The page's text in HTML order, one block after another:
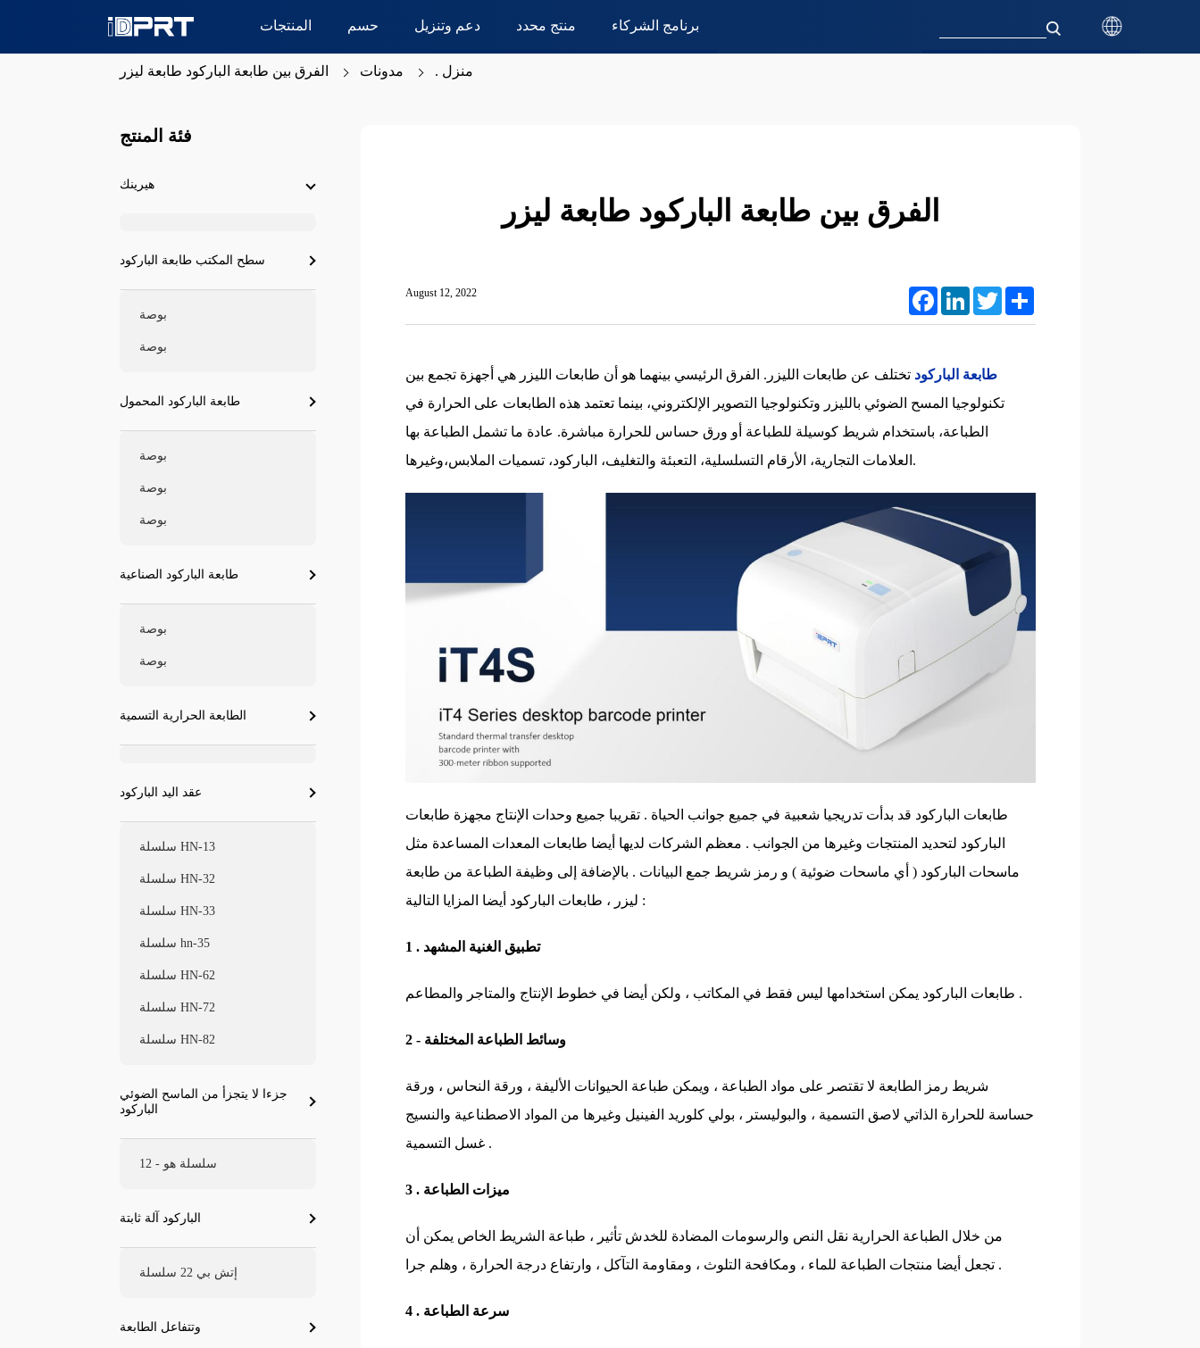
المنتجات حسم دعم وتنزيل منتج محدد برنامج الشركاء
منزل . مدونات الفرق بين طابعة الباركود طابعة ليزر
الفرق بين طابعة الباركود طابعة ليزر
August 12, 2022 FacebookLinkedIn Twitter
طابعة الباركود تختلف عن طابعات الليزر. الفرق الرئيسي بينهما هو أن طابعات الليزر هي أجهزة تجمع بين
تكنولوجيا المسح الضوئي بالليزر وتكنولوجيا التصوير الإلكتروني، بينما تعتمد هذه الطابعات على الحرارة في
الطباعة، باستخدام شريط كوسيلة للطباعة أو ورق حساس للحرارة مباشرة. عادة ما تشمل الطباعة بها
العلامات التجارية، الأرقام التسلسلية، التعبئة والتغليف، الباركود، تسميات الملابس،وغيرها.
طابعات الباركود قد بدأت تدريجيا شعبية في جميع جوانب الحياة . تقريبا جميع وحدات الإنتاج مجهزة طابعات
الباركود لتحديد المنتجات وغيرها من الجوانب . معظم الشركات لديها أيضا طابعات المعدات المساعدة مثل
ماسحات الباركود ( أي ماسحات ضوئية ) و رمز شريط جمع البيانات . بالإضافة إلى وظيفة الطباعة من طابعة
ليزر ، طابعات الباركود أيضا المزايا التالية :
1 . تطبيق الغنية المشهد
طابعات الباركود يمكن استخدامها ليس فقط في المكاتب ، ولكن أيضا في خطوط الإنتاج والمتاجر والمطاعم .
2 - وسائط الطباعة المختلفة
شريط رمز الطابعة لا تقتصر على مواد الطباعة ، ويمكن طباعة الحيوانات الأليفة ، ورقة النحاس ، ورقة
حساسة للحرارة الذاتي لاصق التسمية ، والبوليستر ، بولي كلوريد الفينيل وغيرها من المواد الاصطناعية والنسيج
غسل التسمية .
3 . ميزات الطباعة
من خلال الطباعة الحرارية نقل النص والرسومات المضادة للخدش تأثير ، طباعة الشريط الخاص يمكن أن
تجعل أيضا منتجات الطباعة للماء ، ومكافحة التلوث ، ومقاومة التآكل ، وارتفاع درجة الحرارة ، وهلم جرا .
4 . سرعة الطباعة
فئة المنتج
هيرينك
سطح المكتب طابعة الباركود
بوصة
بوصة
طابعة الباركود المحمول
بوصة
بوصة
بوصة
طابعة الباركود الصناعية
بوصة
بوصة
الطابعة الحرارية التسمية
عقد اليد الباركود
سلسلة HN-13
سلسلة HN-32
سلسلة HN-33
سلسلة hn-35
سلسلة HN-62
سلسلة HN-72
سلسلة HN-82
جزءا لا يتجزأ من الماسح الضوئي
الباركود
سلسلة هو - 12
الباركود آلة ثابتة
إتش بي 22 سلسلة
وتتفاعل الطابعة